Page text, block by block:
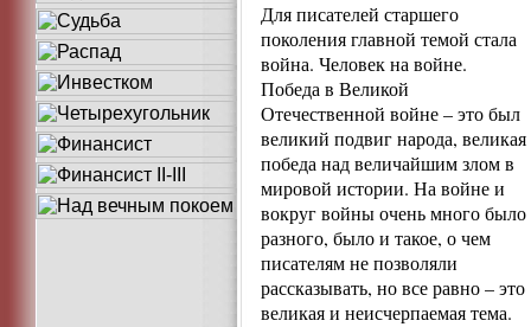
Для писателей старшего
поколения главной темой стала
война. Человек на войне.
Победа в Великой
Отечественной войне – это был
великий подвиг народа, великая
победа над величайшим злом в
мировой истории. На войне и
вокруг войны очень много было
разного, было и такое, о чем
писателям не позволяли
рассказывать, но все равно – это
великая и неисчерпаемая тема.